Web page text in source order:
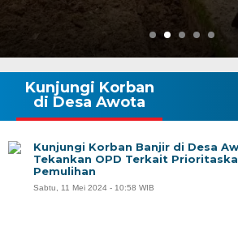
Kunjungi Korban
di Desa Awota
Kunjungi Korban Banjir di Desa
Tekankan OPD Terkait
Pemulihan
Sabtu, 11 Mei 2024 - 10:58 WIB